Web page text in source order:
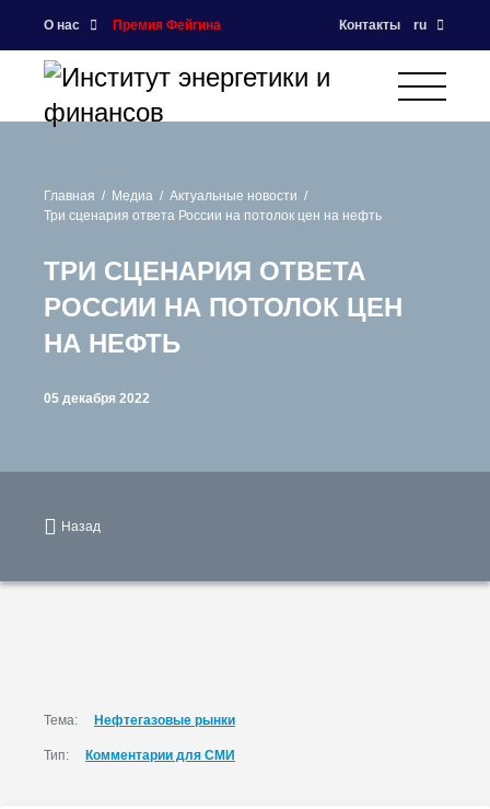
О нас Премия Фейгина Контакты ru
Главная Медиа
Актуальные новости
Три сценария ответа России на потолок цен на нефть
ТРИ СЦЕНАРИЯ ОТВЕТА
РОССИИ НА ПОТОЛОК ЦЕН
НА НЕФТЬ
05 декабря 2022
Назад
Тема: Нефтегазовые рынки
Тип: Комментарии для СМИ